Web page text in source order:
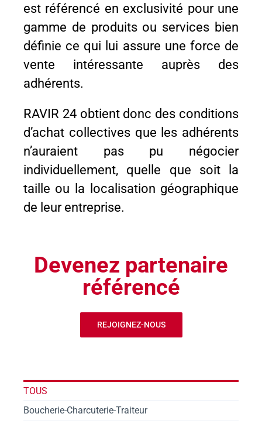
est référencé en exclusivité pour une
gamme de produits ou services bien
définie ce qui lui assure une force de
vente intéressante auprès des
adhérents.
RAVIR 24 obtient donc des conditions
d’achat collectives que les adhérents
n’auraient pas pu négocier
individuellement, quelle que soit la
taille ou la localisation géographique
de leur entreprise.
Devenez partenaire
référencé
REJOIGNEZ-NOUS
TOUS
Boucherie-Charcuterie-Traiteur